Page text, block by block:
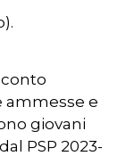
conto
ammesse e
giovani
PSP 2023-